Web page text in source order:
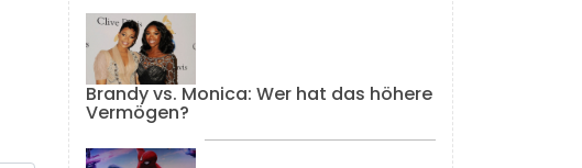
Brandy vs. Monica: Wer hat das höhere
Vermögen?